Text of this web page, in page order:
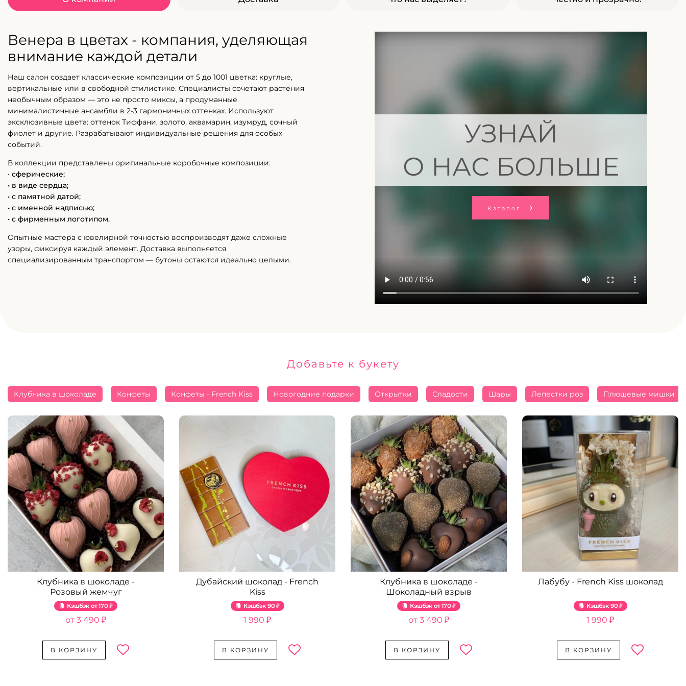
Венера в цветах - компания, уделяющая
внимание каждой детали
Наш салон создает классические композиции от 5 до 1001 цветка: круглые,
вертикальные или в свободной стилистике. Специалисты сочетают растения
необычным образом — это не просто миксы, а продуманные
минималистичные ансамбли в 2-3 гармоничных оттенках. Используют
эксклюзивные цвета: оттенок Тиффани, золото, аквамарин, изумруд, сочный
фиолет и другие. Разрабатывают индивидуальные решения для особых
событий.
В коллекции представлены оригинальные коробочные композиции:
• сферические;
• в виде сердца;
• с памятной датой;
• с именной надписью;
• с фирменным логотипом.
Опытные мастера с ювелирной точностью воспроизводят даже сложные
узоры, фиксируя каждый элемент. Доставка выполняется
специализированным транспортом — бутоны остаются идеально целыми.
УЗНАЙ
О НАС БОЛЬШЕ
Каталог
Добавьте к букету
Клубника в шоколаде Конфеты Конфеты - French Kiss Новогодние подарки Открытки Сладости Шары Лепестки роз Плюшевые мишки
Клубника в шоколаде -
Розовый жемчуг
Кэшбэк 170 ₽
3 490 ₽
В КОРЗИНУ
Дубайский шоколад - French
Kiss
Кэшбэк 90 ₽
1 990 ₽
В КОРЗИНУ
Клубника в шоколаде -
Шоколадный взрыв
Кэшбэк 170 ₽
3 490 ₽
В КОРЗИНУ
Лабубу - French Kiss шоколад
Кэшбэк 90 ₽
1 990 ₽
В КОРЗИНУ